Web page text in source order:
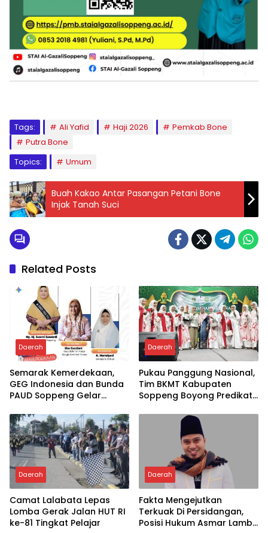
Tags: Ali Yafid Haji 2026
Pemkab Bone
Putra Bone
Topics:
Umum
Buah Kakao Antar Pasangan Petani Bone
Injak Tanah Suci
Related Posts
Daerah
Semarak Kemerdekaan,
GEG Indonesia dan Bunda
PAUD Soppeng Gelar
Daerah
Pukau Panggung Nasional,
Tim BKMT Kabupaten
Soppeng Boyong Predikat
Daerah
Camat Lalabata Lepas
Lomba Gerak Jalan HUT RI
ke-81 Tingkat Pelajar
Daerah
Fakta Mengejutkan
Terkuak Di Persidangan,
Posisi Hukum Asmar Lambo